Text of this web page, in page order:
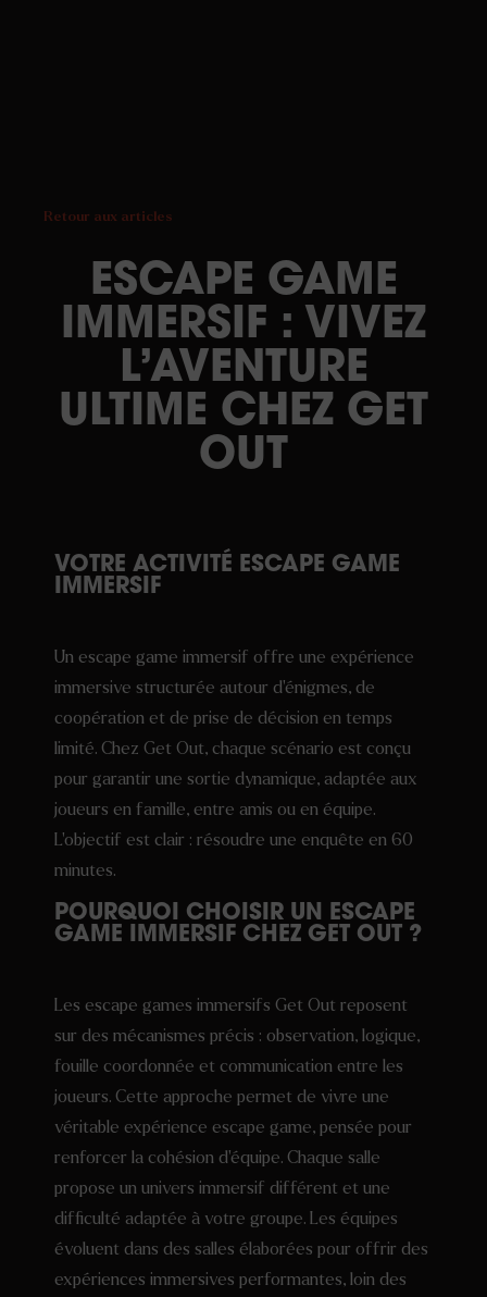
Retour aux articles
ESCAPE GAME
IMMERSIF : VIVEZ
L’AVENTURE
ULTIME CHEZ GET
OUT
VOTRE ACTIVITÉ ESCAPE GAME
IMMERSIF
Un escape game immersif offre une expérience
immersive structurée autour d’énigmes, de
coopération et de prise de décision en temps
limité. Chez Get Out, chaque scénario est conçu
pour garantir une sortie dynamique, adaptée aux
joueurs en famille, entre amis ou en équipe.
L’objectif est clair : résoudre une enquête en 60
minutes.
POURQUOI CHOISIR UN ESCAPE
GAME IMMERSIF CHEZ GET OUT ?
Les escape games immersifs Get Out reposent
sur des mécanismes précis : observation, logique,
fouille coordonnée et communication entre les
joueurs. Cette approche permet de vivre une
véritable expérience escape game, pensée pour
renforcer la cohésion d’équipe. Chaque salle
propose un univers immersif différent et une
difficulté adaptée à votre groupe. Les équipes
évoluent dans des salles élaborées pour offrir des
expériences immersives performantes, loin des